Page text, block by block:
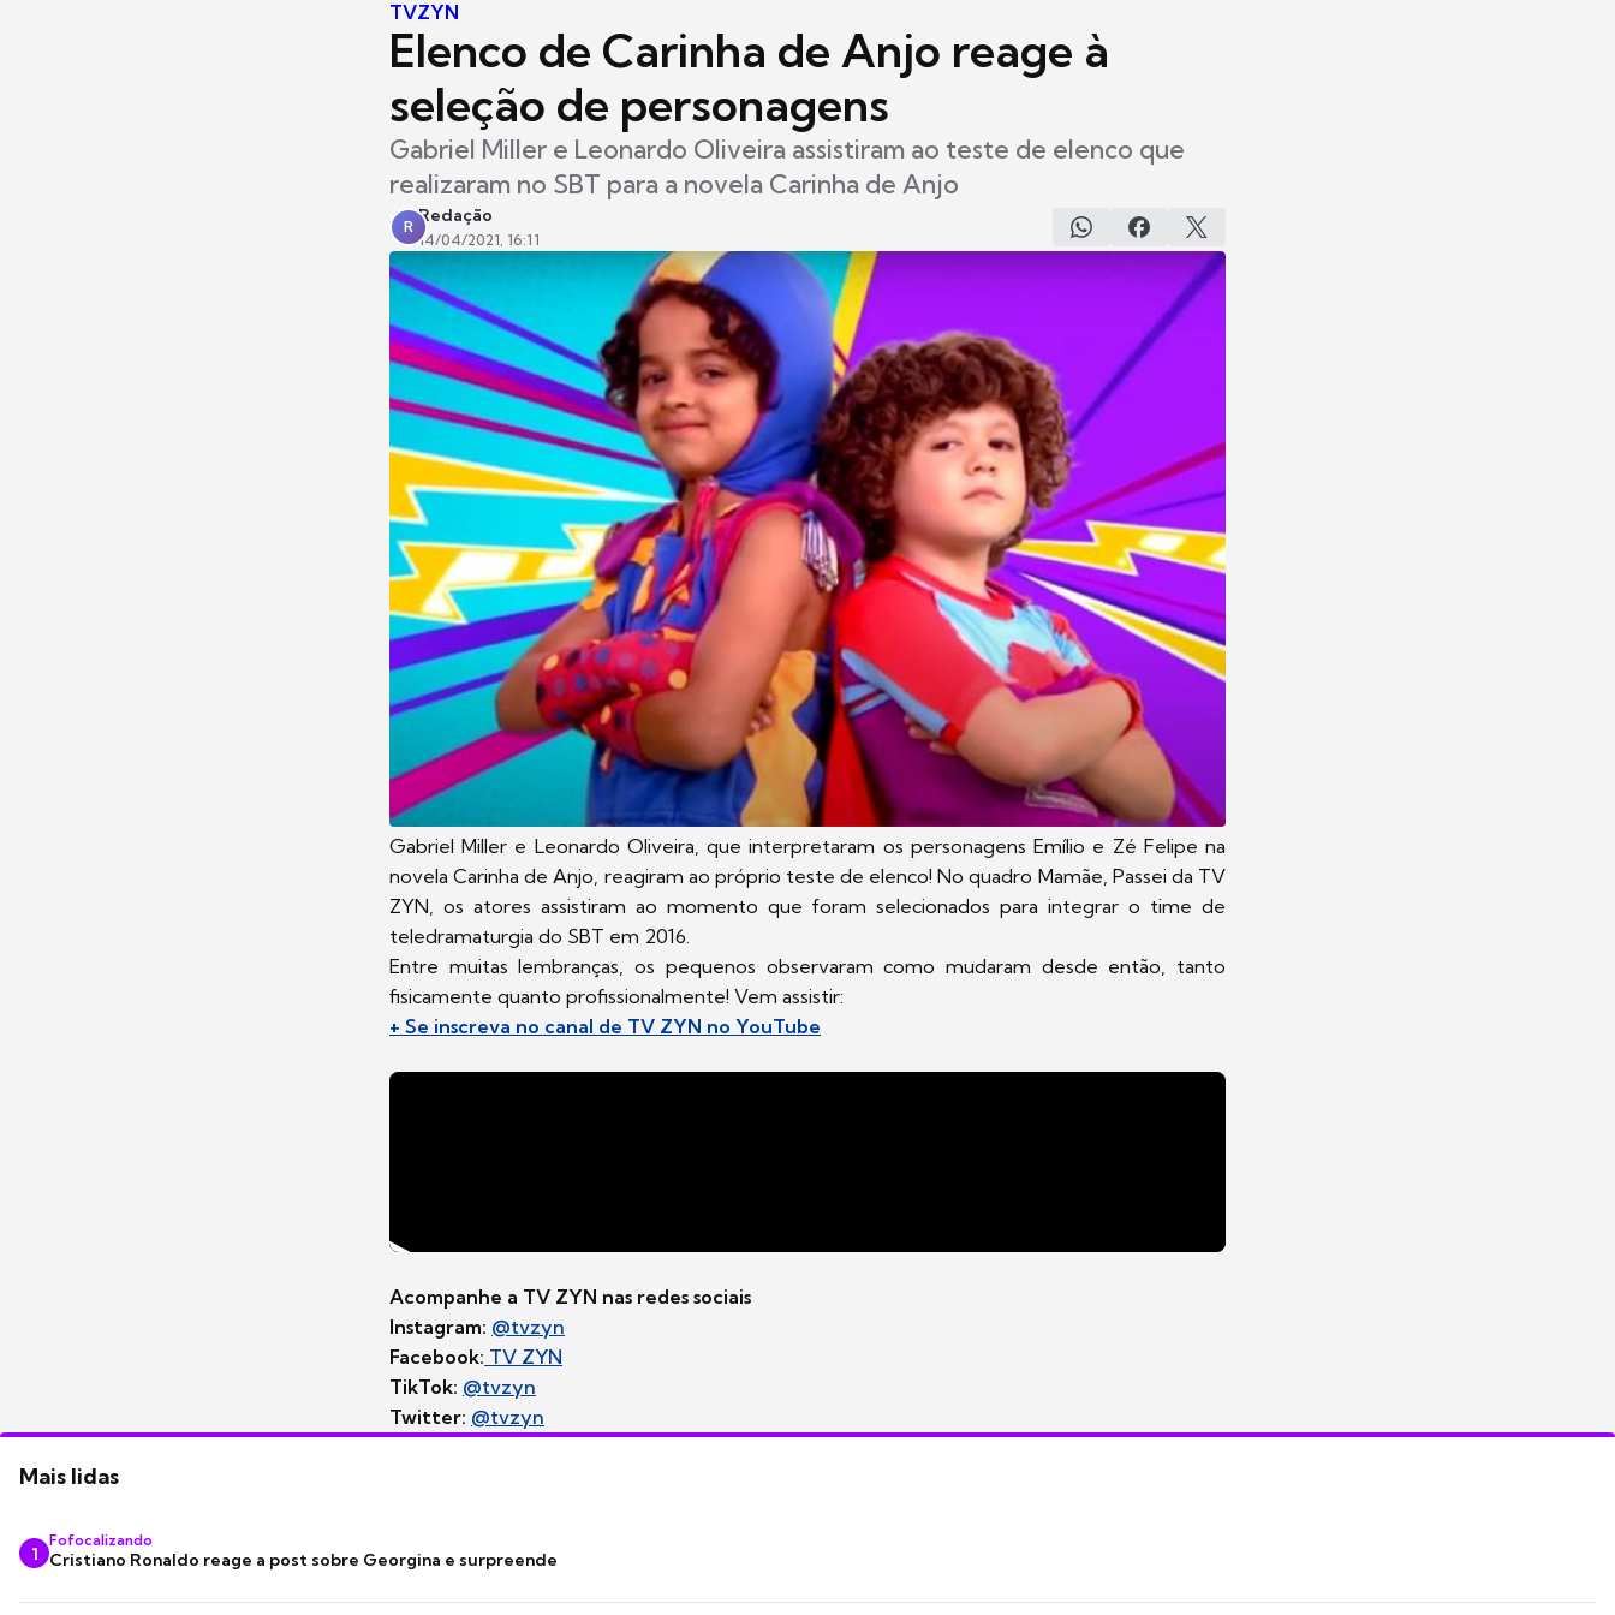
TVZYN
Elenco de Carinha de Anjo reage à
seleção de personagens
Gabriel Miller e Leonardo Oliveira assistiram ao teste de elenco que
realizaram no SBT para a novela Carinha de Anjo
R
Redação
14/04/2021, 16:11
Gabriel Miller e Leonardo Oliveira, que interpretaram os personagens Emílio e Zé Felipe na
novela Carinha de Anjo, reagiram ao próprio teste de elenco! No quadro Mamãe, Passei da TV
ZYN, os atores assistiram ao momento que foram selecionados para integrar o time de
teledramaturgia do SBT em 2016.
Entre muitas lembranças, os pequenos observaram como mudaram desde então, tanto
fisicamente quanto profissionalmente! Vem assistir:
+ Se inscreva no canal de TV ZYN no YouTube
Acompanhe a TV ZYN nas redes sociais
Instagram: @tvzyn
Facebook: TV ZYN
TikTok: @tvzyn
Twitter: @tvzyn
Mais lidas
1
Fofocalizando
Cristiano Ronaldo reage a post sobre Georgina e surpreende